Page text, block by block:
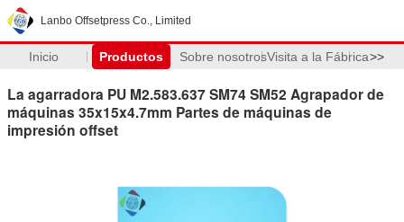
Lanbo Offsetpress Co., Limited
Inicio Productos Sobre nosotrosVisita a la Fábrica>>
La agarradora PU M2.583.637 SM74 SM52 Agrapador de
máquinas 35x15x4.7mm Partes de máquinas de
impresión offset